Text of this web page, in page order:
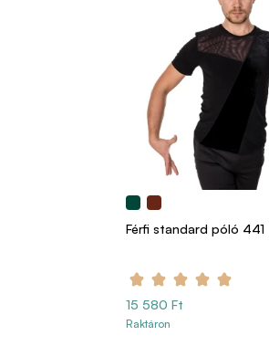
Férfi standard póló 441
15 580 Ft
Raktáron